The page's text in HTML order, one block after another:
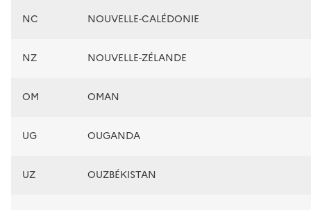
NC NOUVELLE-CALÉDONIE
NZ NOUVELLE-ZÉLANDE
OM OMAN
UG OUGANDA
UZ OUZBÉKISTAN